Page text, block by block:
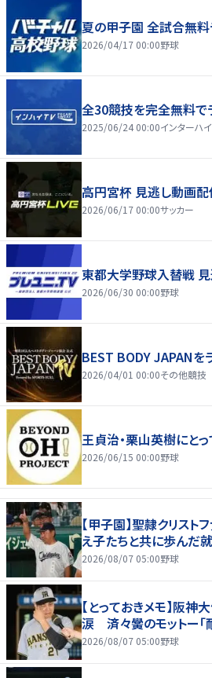
夏の甲子園 全試合無料
2026/04/17 00:00野球
全30競技を完全無料で
2025/06/24 00:00インターハ
高円宮杯 見逃し動画配
2026/06/17 00:00サッカー
東都大学野球入替戦 見
2026/06/30 00:00野球
BEST BODY JAPANを
2026/04/01 00:00その他競技
王貞治・栗山英樹にと
2026/06/15 00:00野球
【甲子園】聖隷クリス
え子たちと共に歩んだ
2026/08/07 05:00野球
【とっておきメモ】阪神
涙 済々黌のモットー「
2026/08/07 05:00野球